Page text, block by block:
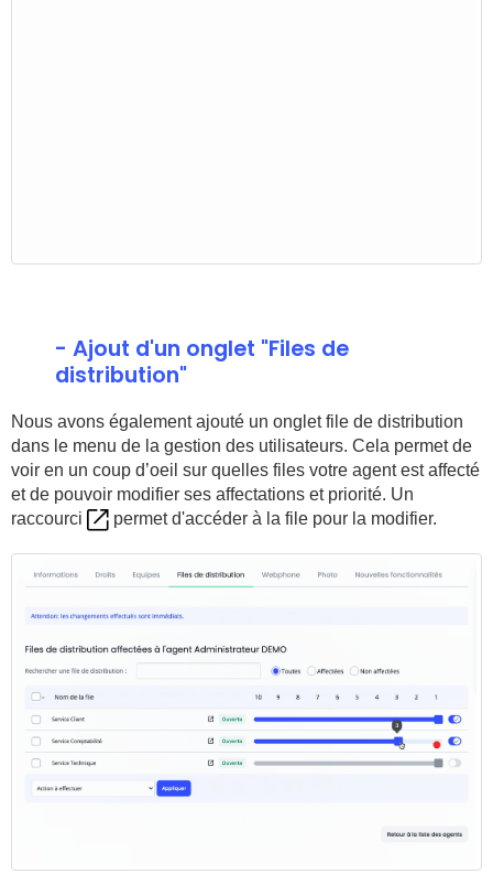
- Ajout d'un onglet "Files de
distribution"
Nous avons également ajouté un onglet file de distribution
dans le menu de la gestion des utilisateurs. Cela permet de
voir en un coup d’oeil sur quelles files votre agent est affecté
et de pouvoir modifier ses affectations et priorité. Un
raccourci
permet d'accéder à la file pour la modifier.